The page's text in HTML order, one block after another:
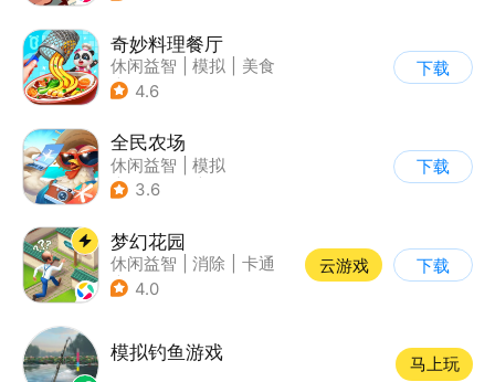
奇妙料理餐厅
休闲益智 模拟
美食
| 宝宝巴士
4.6
下载
全民农场
休闲益智
模拟
| 田园生活
3.6
下载
梦幻花园
休闲益智 消除
卡通
| 创梦天地
4.0
云游戏 下载
模拟钓鱼游戏
马上玩